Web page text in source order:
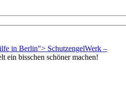
in Berlin"> SchutzengelWerk –
ein bisschen schöner machen!